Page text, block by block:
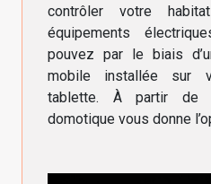
contrôler votre
équipements
pouvez par le biais
mobile installée sur
tablette. À partir de
domotique vous donne